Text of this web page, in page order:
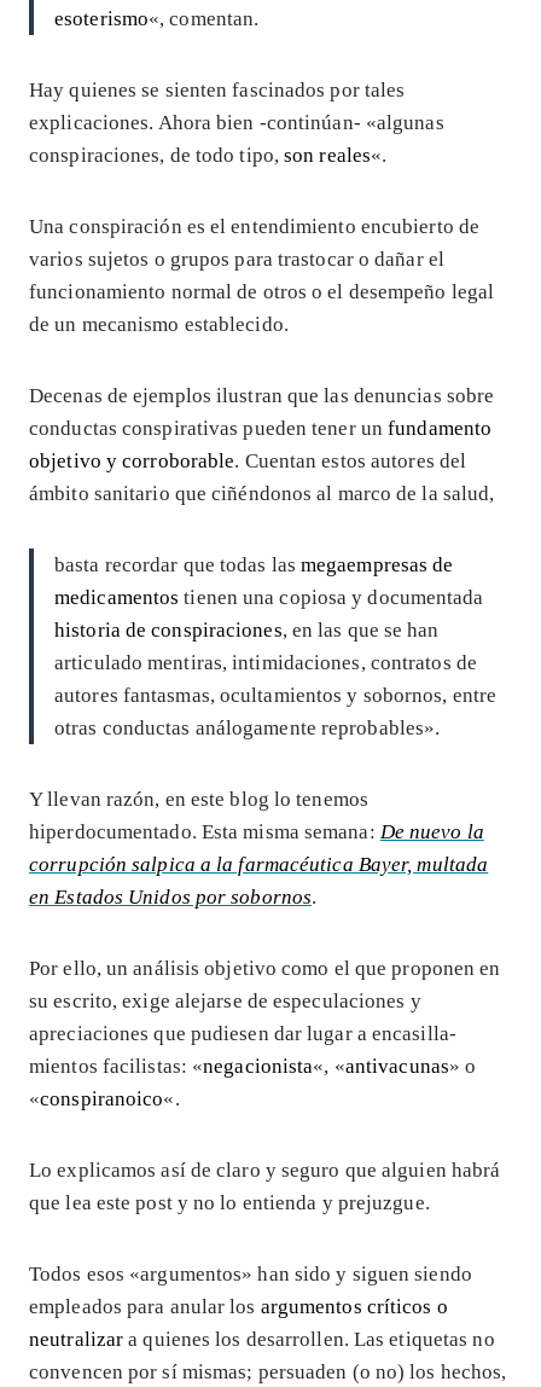
esoterismo«, comentan.
Hay quienes se sienten fascinados por tales
explicaciones. Ahora bien -continúan- «algunas
conspiraciones, de todo tipo,son reales«.
Una conspiración es el entendimiento encubierto de
varios sujetos o grupos para trastocar o dañar el
funcionamiento normal de otros o el desempeño legal
de un mecanismo establecido.
Decenas de ejemplos ilustran que las denuncias sobre
conductas conspirativas pueden tener unfundamento
objetivo y corroborable. Cuentan estos autores del
ámbito sanitario que ciñéndonos al marco de la salud,
basta recordar que todas las megaempresas de
medicamentos tienen una copiosa y documentada
historia de conspiraciones, en las que se han
articulado mentiras, intimidaciones, contratos de
autores fantasmas, ocultamientos y sobornos, entre
otras conductas análogamente reprobables».
Y llevan razón, en este blog lo tenemos
hiperdocumentado. Esta misma semana: De nuevo la
corrupción salpica a la farmacéutica Bayer, multada
en Estados Unidos por sobornos.
Por ello, un análisis objetivo como el que proponen en
su escrito, exige alejarse de especulaciones y
apreciaciones que pudiesen dar lugar a encasilla-
mientos facilistas: «negacionista«, «antivacunas» o
«conspiranoico«.
Lo explicamos así de claro y seguro que alguien habrá
que lea este post y no lo entienda y prejuzgue.
Todos esos «argumentos» han sido y siguen siendo
empleados para anular los argumentos críticos o
neutralizar a quienes los desarrollen. Las etiquetas no
convencen por sí mismas; persuaden (o no) los hechos,